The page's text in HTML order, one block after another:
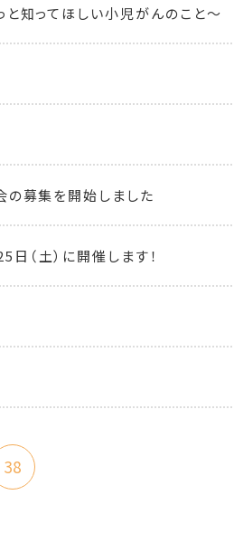
知ってほしい小児がんのこと～
の募集を開始しました
（土）に開催します！
38